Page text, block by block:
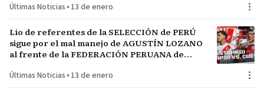
Últimas Noticias • 13 de enero
Lío de referentes de la SELECCIÓN de PERÚ
sigue por el mal manejo de AGUSTÍN LOZANO
al frente de la FEDERACIÓN PERUANA de
Últimas Noticias • 13 de enero